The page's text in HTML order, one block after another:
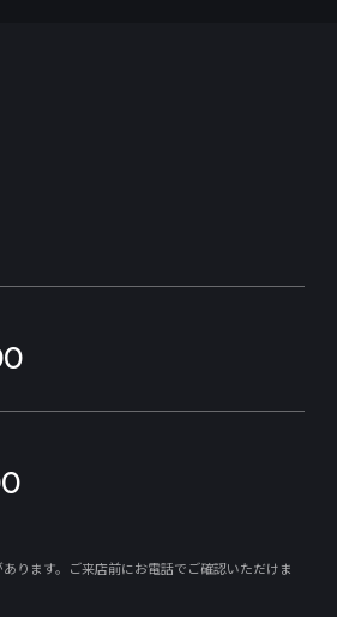
ります。ご来店前にお電話でご確認いただけま